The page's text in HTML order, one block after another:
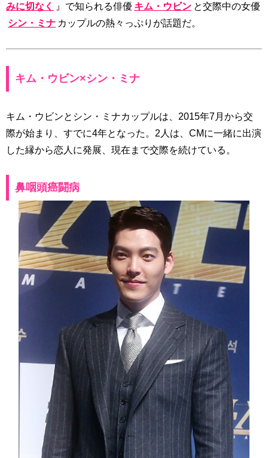
みに切なく
』で知られる俳優 キム・ウビン と交際中の女優
シン・ミナ カップルの熱々っぷりが話題だ。
キム・ウビン×シン・ミナ
キム・ウビンとシン・ミナカップルは、2015年7月から交
際が始まり、すでに4年となった。2人は、CMに一緒に出演
した縁から恋人に発展、現在まで交際を続けている。
鼻咽頭癌闘病